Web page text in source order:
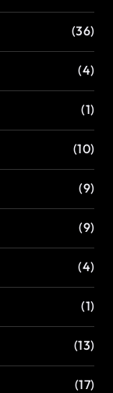
(36)
(4)
(1)
(10)
(9)
(9)
(4)
(1)
(13)
(17)